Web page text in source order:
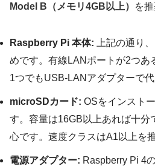
Model B（メモリ4GB以上）
を
Raspberry Pi 本体: 上記の通り
めです。有線LANポートが2つあ
1つでもUSB-LANアダプターで代
microSDカード: OSをインスト
す。容量は16GB以上あれば十分
心です。速度クラスはA1以上を
電源アダプター: Raspberry Pi 4